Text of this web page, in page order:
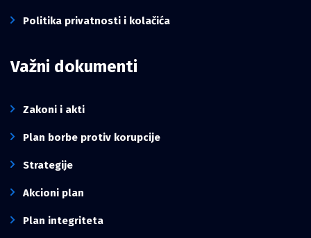
Politika privatnosti i kolačića
Važni dokumenti
Zakoni i akti
Plan borbe protiv korupcije
Strategije
Akcioni plan
Plan integriteta